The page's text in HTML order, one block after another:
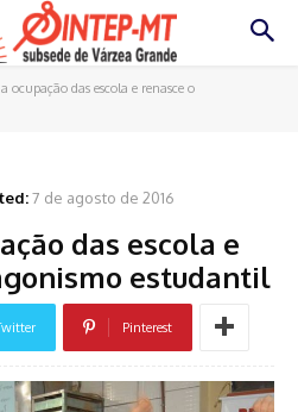
ocupação das escola e renasce o
7 de agosto de 2016
das escola e
estudantil
Pinterest